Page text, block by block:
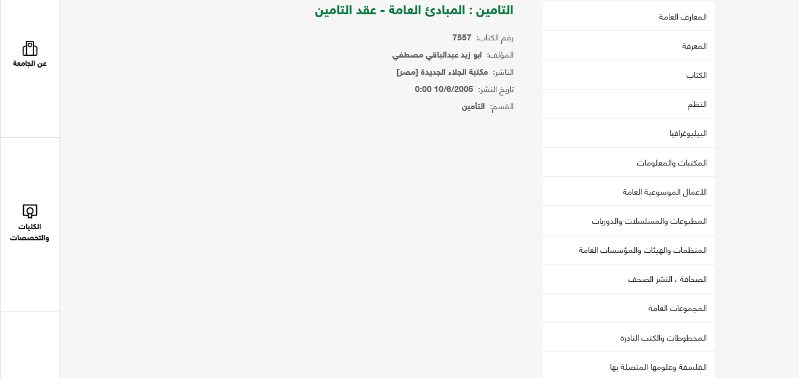
عن الجامعة
الكليات
والتخصصات
المعارف العامة
المعرفة
الكتاب
النظم
البيليوغرافيا
المكتبات والمعلومات
الأعمال الموسوعية العامة
المطبوعات والمسلسلات والدوريات
المنظمات والهيئات والمؤسسات العامة
الصحافة ، النشر الصحف
المجموعات العامة
المخطوطات والكتب النادرة
الفلسفة وعلومها المتصلة بها
التامين : المبادئ العامة - عقد التامين
رقم الكتاب: 7557
المؤلف: ابو زيد عبدالباقي مصطفي
الناشر: مكتبة الجلاء الجديدة [مصر]
تاريخ النشر: 10/6/2005 0:00
القسم: التأمين